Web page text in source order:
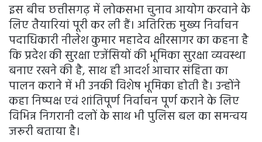
इस बीच छत्तीसगढ़ में लोकसभा चुनाव आयोग करवाने के
लिए तैयारियां पूरी कर ली हैं। अतिरिक्त मुख्य निर्वाचन
पदाधिकारी नीलेश कुमार महादेव क्षीरसागर का कहना है
कि प्रदेश की सुरक्षा एजेंसियों की भूमिका सुरक्षा व्यवस्था
बनाए रखने की है, साथ ही आदर्श आचार संहिता का
पालन कराने में भी उनकी विशेष भूमिका होती है। उन्होंने
कहा निष्पक्ष एवं शांतिपूर्ण निर्वाचन पूर्ण कराने के लिए
विभिन्न निगरानी दलों के साथ भी पुलिस बल का समन्वय
जरूरी बताया है।